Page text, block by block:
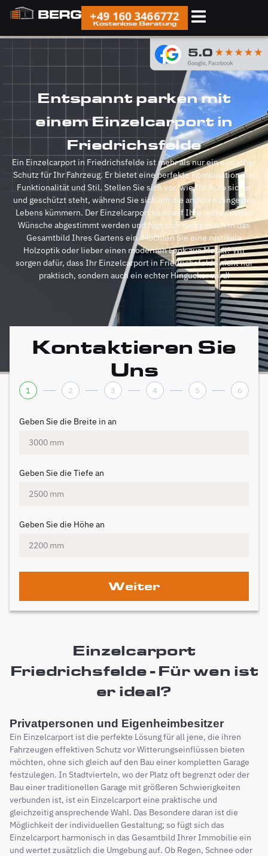
+49 160 3466772
Kostenlose Beratung
Entspannt parken mit
einem Einzelcarport in
Friedrichsfelde
Ein Einzelcarport in Friedrichsfelde ist mehr als nur ein einfacher
Schutz für Ihr Fahrzeug. Er bietet eine perfekte Kombination aus
Funktionalität und Stil. Stellen Sie sich vor, wie Ihr Auto sicher
und geschützt steht, während Sie sich um die anderen Dinge des
Lebens kümmern. Der Einzelcarport kann auf Ihre individuellen
Wünsche abgestimmt werden und fügt sich harmonisch in das
Gesamtbild Ihres Gartens ein. Möchten Sie eine rustikale
Holzoptik oder lieber einen modernen Look aus Metall? Wir
sorgen dafür, dass Ihr Einzelcarport in Friedrichsfelde nicht nur
praktisch, sondern auch ein echter Hingucker wird!
Kontaktieren Sie
Uns
1 2 3 4 5 6
Geben Sie die Breite in an
Geben Sie die Tiefe an
Geben Sie die Höhe an
Weiter
Einzelcarport
Friedrichsfelde - Für wen ist
er ideal?
Privatpersonen und Eigenheimbesitzer
Ein Einzelcarport ist die perfekte Lösung für all jene, die ihren
Fahrzeugen effektiven Schutz vor Witterungseinflüssen bieten
möchten, ohne sich gleich auf den Bau einer kompletten Garage
festzulegen. In Stadtvierteln, wo der Platz oft begrenzt oder der
Bau einer traditionellen Garage mit größeren Schwierigkeiten
verbunden ist, ist ein Einzelcarport eine praktische und
gleichzeitig ansprechende Wahl. Das Besondere daran ist die
Möglichkeit der individuellen Gestaltung; so fügt sich das
Einzelcarport harmonisch in das Gesamtbild Ihrer Immobilie ein
und wertet zusätzlich die Umgebung auf. Ob Regen, Schnee oder